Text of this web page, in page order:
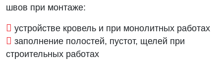
швов при монтаже:
устройстве кровель и при монолитных работах
заполнение полостей, пустот, щелей при
строительных работах